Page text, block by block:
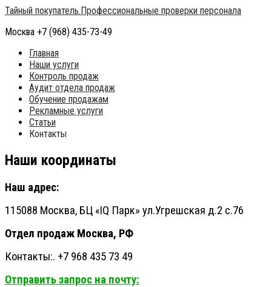
Тайный покупатель.Профессиональные проверки персонала
Москва +7 (968) 435-73-49
Главная
Наши услуги
Контроль продаж
Аудит отдела продаж
Обучение продажам
Рекламные услуги
Статьи
Контакты
Наши координаты
Наш адрес:
115088 Москва, БЦ «IQ Парк» ул.Угрешская д.2 с.76
Отдел продаж Москва, РФ
Контакты:. +7 968 435 73 49
Отправить запрос на почту: